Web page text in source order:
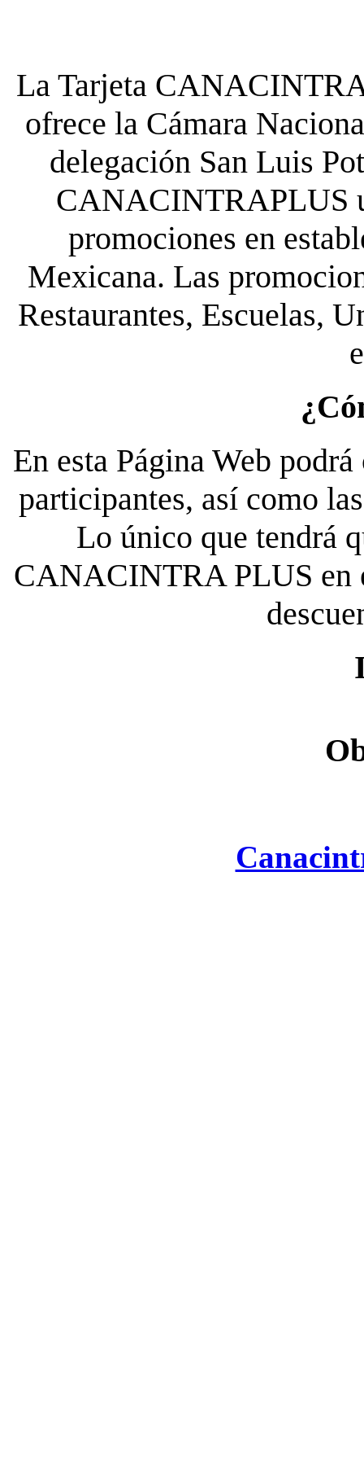
La Tarjeta
ofrece la Cámara
delegación San Luis
CANACINTRAPLUS
promociones en
Mexicana. Las
Restaurantes, Escuelas,
En esta Página Web
participantes, así como
Lo único que tendrá
CANACINTRA PLUS en